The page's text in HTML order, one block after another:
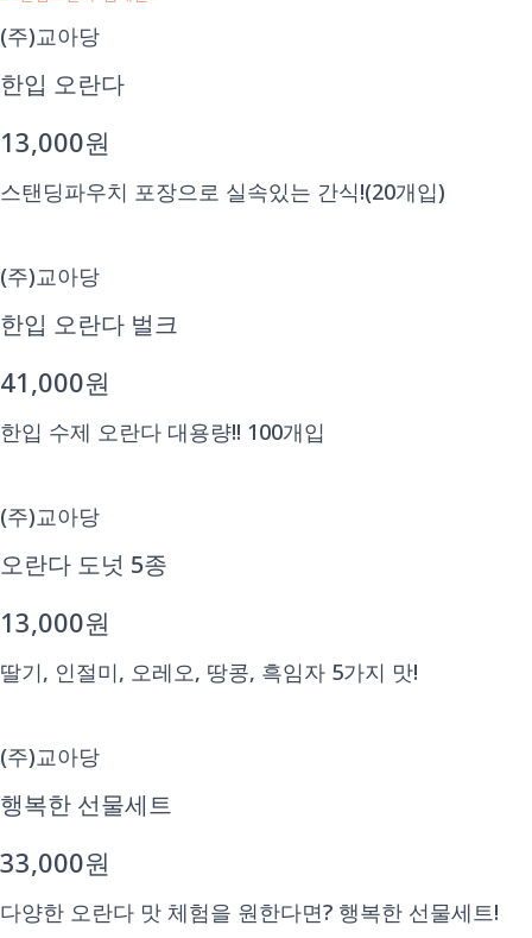
(주)교아당
한입 오란다
13,000원
스탠딩파우치 포장으로 실속있는 간식!(20개입)
(주)교아당
한입 오란다 벌크
41,000원
한입 수제 오란다 대용량!! 100개입
(주)교아당
오란다 도넛 5종
13,000원
딸기, 인절미, 오레오, 땅콩, 흑임자 5가지 맛!
(주)교아당
행복한 선물세트
33,000원
다양한 오란다 맛 체험을 원한다면? 행복한 선물세트!